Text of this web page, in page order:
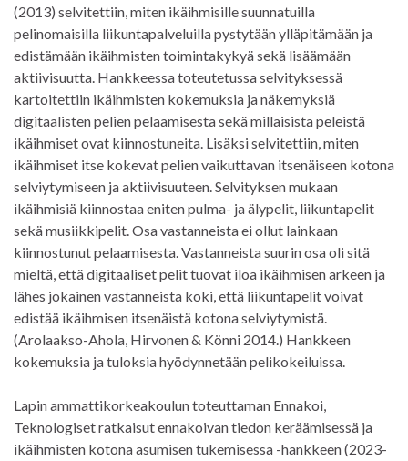
(2013) selvitettiin, miten ikäihmisille suunnatuilla
pelinomaisilla liikuntapalveluilla pystytään ylläpitämään ja
edistämään ikäihmisten toimintakykyä sekä lisäämään
aktiivisuutta. Hankkeessa toteutetussa selvityksessä
kartoitettiin ikäihmisten kokemuksia ja näkemyksiä
digitaalisten pelien pelaamisesta sekä millaisista peleistä
ikäihmiset ovat kiinnostuneita. Lisäksi selvitettiin, miten
ikäihmiset itse kokevat pelien vaikuttavan itsenäiseen kotona
selviytymiseen ja aktiivisuuteen. Selvityksen mukaan
ikäihmisiä kiinnostaa eniten pulma- ja älypelit, liikuntapelit
sekä musiikkipelit. Osa vastanneista ei ollut lainkaan
kiinnostunut pelaamisesta. Vastanneista suurin osa oli sitä
mieltä, että digitaaliset pelit tuovat iloa ikäihmisen arkeen ja
lähes jokainen vastanneista koki, että liikuntapelit voivat
edistää ikäihmisen itsenäistä kotona selviytymistä.
(Arolaakso-Ahola, Hirvonen & Könni 2014.) Hankkeen
kokemuksia ja tuloksia hyödynnetään pelikokeiluissa.
Lapin ammattikorkeakoulun toteuttaman Ennakoi,
Teknologiset ratkaisut ennakoivan tiedon keräämisessä ja
ikäihmisten kotona asumisen tukemisessa -hankkeen (2023-